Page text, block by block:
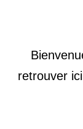
retrouver